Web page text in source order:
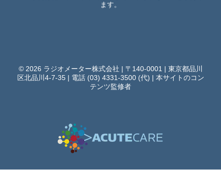
ます。
© 2026 ラジオメーター株式会社 | 〒140-0001 | 東京都品川
区北品川4-7-35 | 電話 (03) 4331-3500 (代) | 本サイトのコン
テンツ監修者